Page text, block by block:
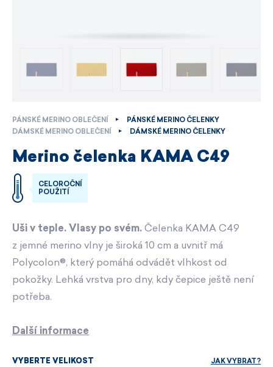
PÁNSKÉ MERINO OBLEČENÍ
PÁNSKÉ MERINO ČELENKY
DÁMSKÉ MERINO OBLEČENÍ
DÁMSKÉ MERINO ČELENKY
Merino čelenka KAMA C49
CELOROČNÍ
POUŽITÍ
Uši v teple. Vlasy po svém. Čelenka KAMA C49
z jemné merino vlny je široká 10 cm a uvnitř má
Polycolon®, který pomáhá odvádět vlhkost od
pokožky. Lehká vrstva pro dny, kdy čepice ještě není
potřeba.
Další informace
VYBERTE VELIKOST JAK VYBRAT?